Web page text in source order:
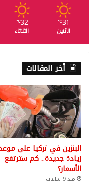
31
℃
الأثنين
32
℃
الثلاثاء
أخر المقالات
البنزين في تركيا على
زيادة جديدة.. كم سترتفع
الأسعار؟
منذ 9 ساعات